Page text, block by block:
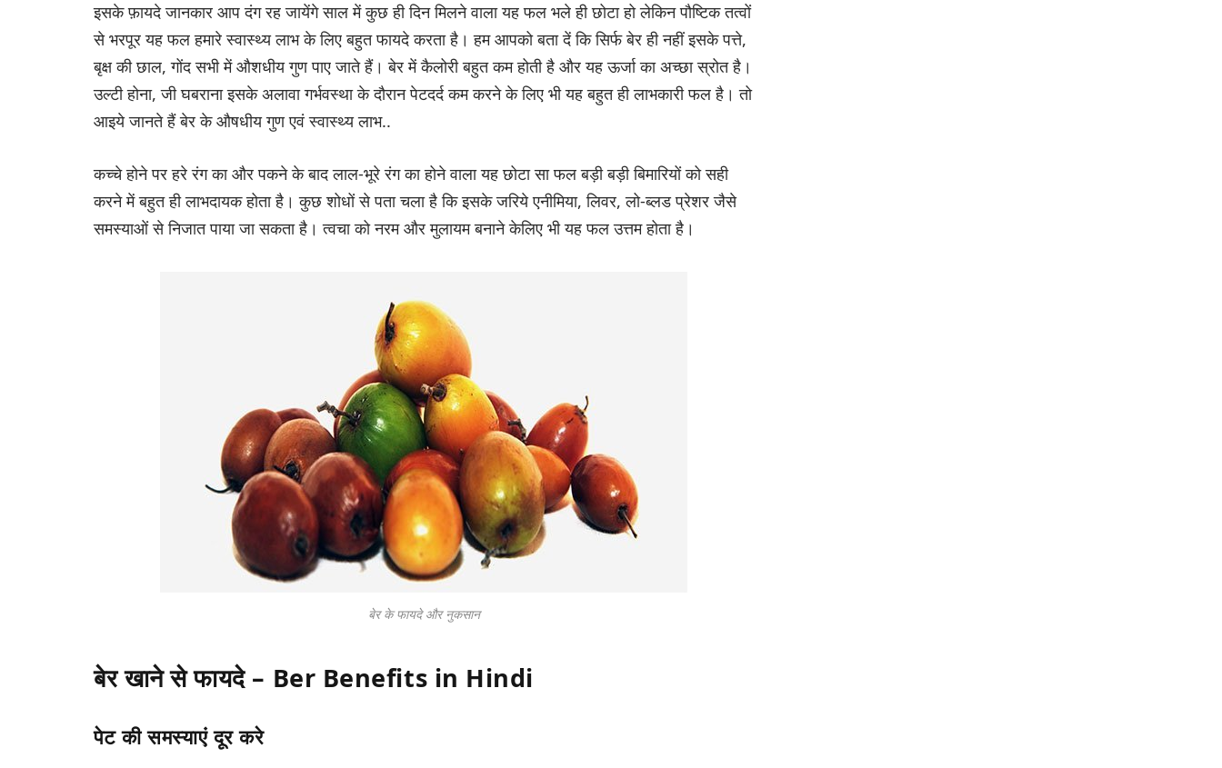
इसके फ़ायदे जानकार आप दंग रह जायेंगे साल में कुछ ही दिन मिलने वाला यह फल भले ही छोटा हो लेकिन पौष्टिक तत्वों
से भरपूर यह फल हमारे स्वास्थ्य लाभ के लिए बहुत फायदे करता है। हम आपको बता दें कि सिर्फ बेर ही नहीं इसके पत्ते,
बृक्ष की छाल, गोंद सभी में औशधीय गुण पाए जाते हैं। बेर में कैलोरी बहुत कम होती है और यह ऊर्जा का अच्छा स्रोत है।
उल्टी होना, जी घबराना इसके अलावा गर्भवस्था के दौरान पेटदर्द कम करने के लिए भी यह बहुत ही लाभकारी फल है। तो
आइये जानते हैं बेर के औषधीय गुण एवं स्वास्थ्य लाभ..
कच्चे होने पर हरे रंग का और पकने के बाद लाल-भूरे रंग का होने वाला यह छोटा सा फल बड़ी बड़ी बिमारियों को सही
करने में बहुत ही लाभदायक होता है। कुछ शोधों से पता चला है कि इसके जरिये एनीमिया, लिवर, लो-ब्लड प्रेशर जैसे
समस्याओं से निजात पाया जा सकता है। त्वचा को नरम और मुलायम बनाने केलिए भी यह फल उत्तम होता है।
बेर के फायदे और नुकसान
बेर खाने से फायदे – Ber Benefits in Hindi
पेट की समस्याएं दूर करे